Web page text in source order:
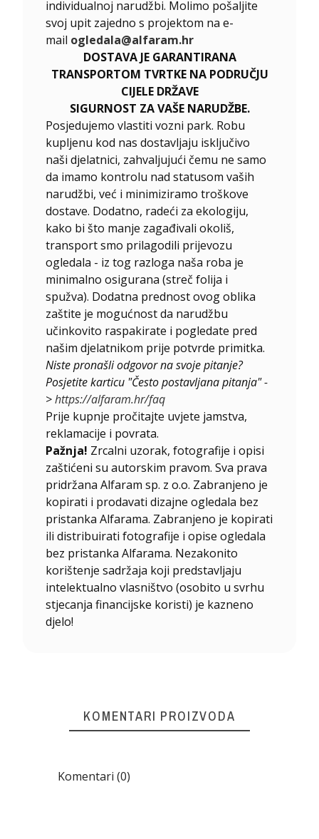
individualnoj narudžbi. Molimo pošaljite
svoj upit zajedno s projektom na e-
mail ogledala@alfaram.hr
DOSTAVA JE GARANTIRANA
TRANSPORTOM TVRTKE NA PODRUČJU
CIJELE DRŽAVE
SIGURNOST ZA VAŠE NARUDŽBE.
Posjedujemo vlastiti vozni park. Robu
kupljenu kod nas dostavljaju isključivo
naši djelatnici, zahvaljujući čemu ne samo
da imamo kontrolu nad statusom vaših
narudžbi, već i minimiziramo troškove
dostave. Dodatno, radeći za ekologiju,
kako bi što manje zagađivali okoliš,
transport smo prilagodili prijevozu
ogledala - iz tog razloga naša roba je
minimalno osigurana (streč folija i
spužva). Dodatna prednost ovog oblika
zaštite je mogućnost da narudžbu
učinkovito raspakirate i pogledate pred
našim djelatnikom prije potvrde primitka.
Niste pronašli odgovor na svoje pitanje?
Posjetite karticu "Često postavljana pitanja" -
>https://alfaram.hr/faq
Prije kupnje pročitajte uvjete jamstva,
reklamacije i povrata.
Pažnja! Zrcalni uzorak, fotografije i opisi
zaštićeni su autorskim pravom. Sva prava
pridržana Alfaram sp. z o.o. Zabranjeno je
kopirati i prodavati dizajne ogledala bez
pristanka Alfarama. Zabranjeno je kopirati
ili distribuirati fotografije i opise ogledala
bez pristanka Alfarama. Nezakonito
korištenje sadržaja koji predstavljaju
intelektualno vlasništvo (osobito u svrhu
stjecanja financijske koristi) je kazneno
djelo!
KOMENTARI PROIZVODA
Komentari (0)